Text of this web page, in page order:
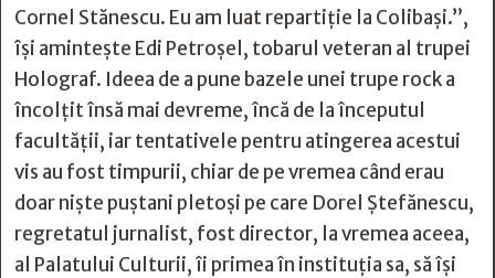
Cornel Stănescu. Eu am luat repartiţie la Colibaşi.”,
îşi aminteşte Edi Petroşel, tobarul veteran al trupei
Holograf. Ideea de a pune bazele unei trupe rock a
încolţit însă mai devreme, încă de la începutul
facultăţii, iar tentativele pentru atingerea acestui
vis au fost timpurii, chiar de pe vremea când erau
doar nişte puştani pletoşi pe care Dorel Ştefănescu,
regretatul jurnalist, fost director, la vremea aceea,
al Palatului Culturii, îi primea în instituția sa, să îşi